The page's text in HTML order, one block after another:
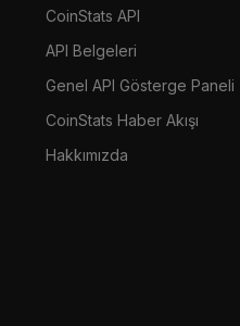
CoinStats API
API Belgeleri
Genel API Gösterge Paneli
CoinStats Haber Akışı
Hakkımızda